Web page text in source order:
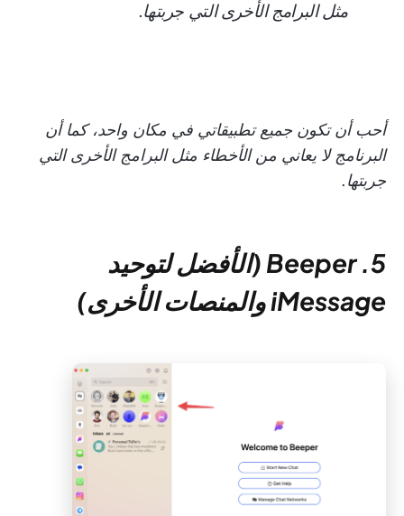
مثل البرامج الأخرى التي جربتها.
أحب أن تكون جميع تطبيقاتي في مكان واحد، كما أن
البرنامج لا يعاني من الأخطاء مثل البرامج الأخرى التي
جربتها.
5. Beeper (الأفضل لتوحيد
iMessage والمنصات الأخرى)